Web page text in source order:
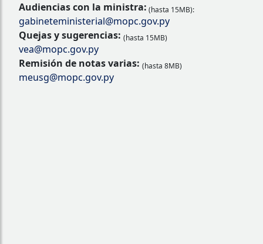
Audiencias con la ministra: (hasta 15MB):
gabineteministerial@mopc.gov.py
Quejas y sugerencias: (hasta 15MB)
vea@mopc.gov.py
Remisión de notas varias: (hasta 8MB)
meusg@mopc.gov.py